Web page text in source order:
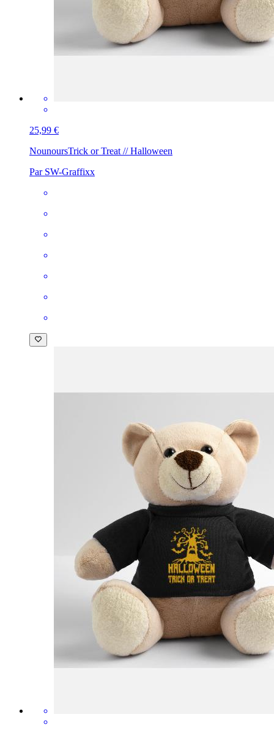
25,99 €
NounoursTrick or Treat // Halloween
Par SW-Graffixx